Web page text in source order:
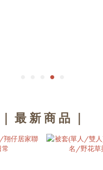
｜ 最 新 商 品 ｜